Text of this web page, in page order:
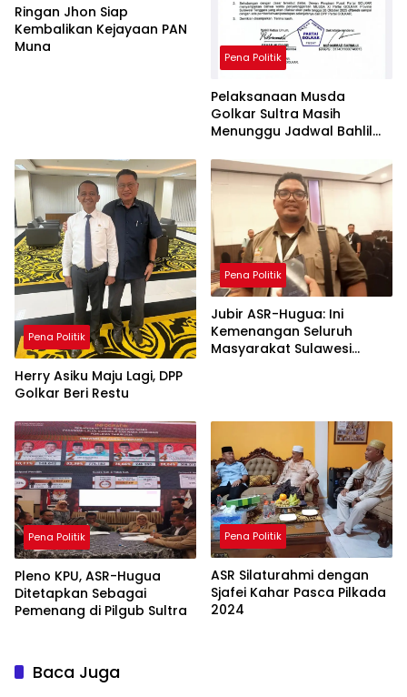
Ringan Jhon Siap
Kembalikan Kejayaan PAN
Muna
Pena Politik
Pelaksanaan Musda
Golkar Sultra Masih
Menunggu Jadwal Bahlil
Pena Politik
Herry Asiku Maju Lagi, DPP
Golkar Beri Restu
Pena Politik
Jubir ASR-Hugua: Ini
Kemenangan Seluruh
Masyarakat Sulawesi
Pena Politik
Pleno KPU, ASR-Hugua
Ditetapkan Sebagai
Pemenang di Pilgub Sultra
Pena Politik
ASR Silaturahmi dengan
Sjafei Kahar Pasca Pilkada
2024
Baca Juga